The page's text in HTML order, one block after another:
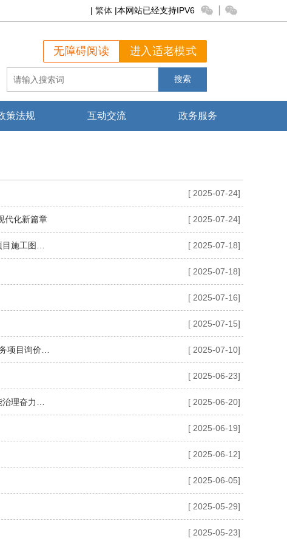
▏
| 繁体 |本网站已经支持IPV6
进入适老模式
无障碍阅读
搜索
策法规 互动交流 政务服务
[ 2025-07-24]
代化新篇章 [ 2025-07-24]
[ 2025-07-18]
[ 2025-07-18]
[ 2025-07-16]
[ 2025-07-15]
[ 2025-07-10]
[ 2025-06-23]
[ 2025-06-20]
[ 2025-06-19]
[ 2025-06-12]
[ 2025-06-05]
[ 2025-05-29]
[ 2025-05-23]